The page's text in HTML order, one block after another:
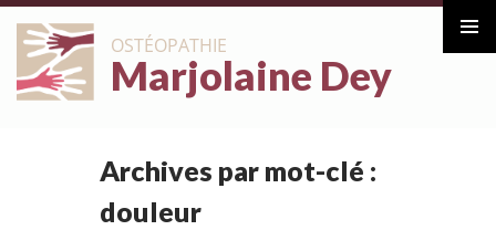
OSTÉOPATHIE
Marjolaine Dey
ALLER
AU
CONTENU
Archives par mot-clé :
douleur